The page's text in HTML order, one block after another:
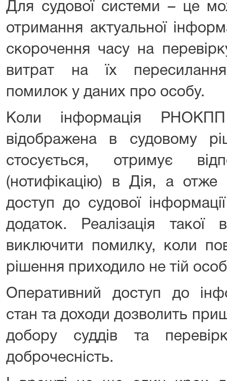
Для судової системи – це
отримання актуальної
скорочення часу на
витрат на їх
помилок у даних про особу.
Коли інформація
відображена в судовому
стосується, отримує
(нотифікацію) в Дія, а
доступ до судової
додаток. Реалізація такої
виключити помилку, коли
рішення приходило не тій
Оперативний доступ до
стан та доходи дозволить
добору суддів та
доброчесність.